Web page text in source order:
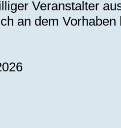
Veranstalter
an dem